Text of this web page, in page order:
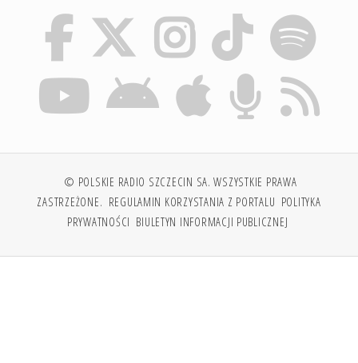
© POLSKIE RADIO SZCZECIN SA. WSZYSTKIE PRAWA
ZASTRZEŻONE. REGULAMIN KORZYSTANIA Z PORTALU POLITYKA
PRYWATNOŚCI BIULETYN INFORMACJI PUBLICZNEJ